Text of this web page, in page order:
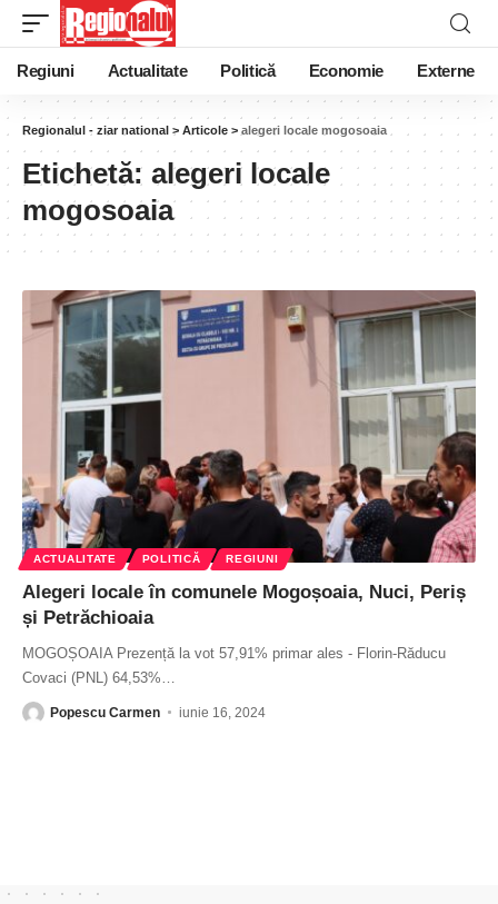
Regiuni Actualitate Politică Economie Externe
Regionalul - ziar national > Articole > alegeri locale mogosoaia
Etichetă: alegeri locale
mogosoaia
ACTUALITATE POLITICĂ REGIUNI
Alegeri locale în comunele Mogoșoaia, Nuci, Periș
și Petrăchioaia
MOGOȘOAIA Prezență la vot 57,91% primar ales - Florin-Răducu
Covaci (PNL) 64,53%
Popescu Carmen iunie 16, 2024